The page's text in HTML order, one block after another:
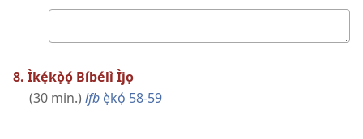
8. Ìkẹ́kọ̀ọ́ Bíbélì Ìjọ
(30 min.) lfb ẹ̀kọ́ 58-59